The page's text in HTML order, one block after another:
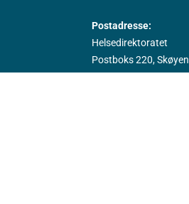
Postadresse:
Helsedirektoratet
Postboks 220, Skøyen